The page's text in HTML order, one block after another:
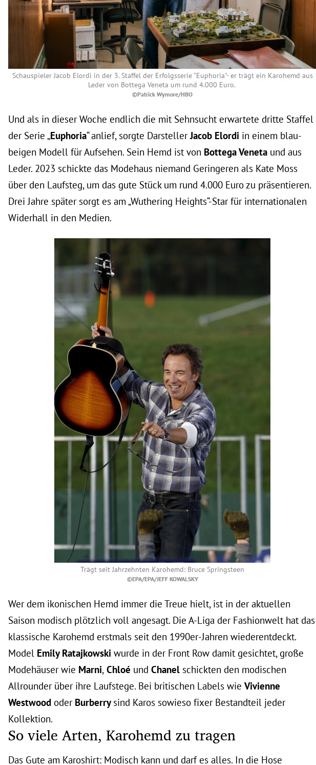
Schauspieler Jacob Elordi in der 3. Staffel der Erfolgsserie "Euphoria"- er trägt ein Karohemd aus
Leder von Bottega Veneta um rund 4.000 Euro.
©Patrick Wymore/HBO
Und als in dieser Woche endlich die mit Sehnsucht erwartete dritte Staffel
der Serie „Euphoria“ anlief, sorgte DarstellerJacob Elordi in einem blau-
beigen Modell für Aufsehen. Sein Hemd ist von Bottega Veneta und aus
Leder. 2023 schickte das Modehaus niemand Geringeren als Kate Moss
über den Laufsteg, um das gute Stück um rund 4.000 Euro zu präsentieren.
Drei Jahre später sorgt es am „Wuthering Heights“-Star für internationalen
Widerhall in den Medien.
Trägt seit Jahrzehnten Karohemd: Bruce Springsteen
©EPA/EPA/JEFF KOWALSKY
Wer dem ikonischen Hemd immer die Treue hielt, ist in der aktuellen
Saison modisch plötzlich voll angesagt. Die A-Liga der Fashionwelt hat das
klassische Karohemd erstmals seit den 1990er-Jahren wiederentdeckt.
Model Emily Ratajkowski wurde in der Front Row damit gesichtet, große
Modehäuser wie Marni, Chloé und Chanel schickten den modischen
Allrounder über ihre Laufstege. Bei britischen Labels wie Vivienne
Westwood oder Burberry sind Karos sowieso fixer Bestandteil jeder
Kollektion.
So viele Arten, Karohemd zu tragen
Das Gute am Karoshirt: Modisch kann und darf es alles. In die Hose